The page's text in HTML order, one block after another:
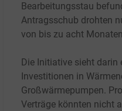
Bearbeitungsstau
Antragsschub drohten
von bis zu acht
Die Initiative sieht
Investitionen in
Großwärmepumpen.
Verträge könnten nicht